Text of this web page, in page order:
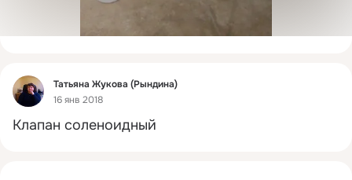
Фид
Татьяна Жукова (Рындина)
16 янв 2018
Клапан соленоидный